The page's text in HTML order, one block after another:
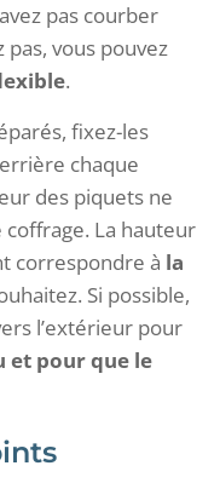
pas courber
vous pouvez
.
fixez-les
chaque
des piquets ne
La hauteur
correspondre à la
Si possible,
l’extérieur pour
et pour que le